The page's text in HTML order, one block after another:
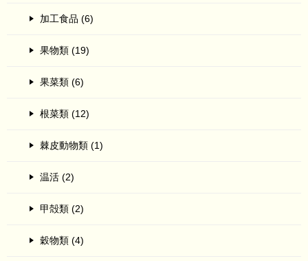
加工食品 (6)
果物類 (19)
果菜類 (6)
根菜類 (12)
棘皮動物類 (1)
温活 (2)
甲殻類 (2)
穀物類 (4)